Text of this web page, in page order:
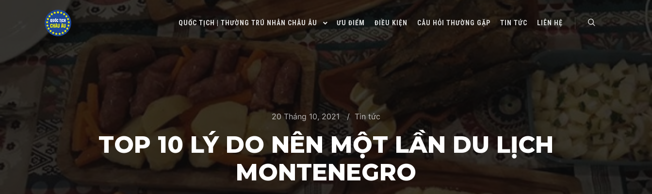
QUỐC TỊCH | THƯỜNG TRÚ NHÂN CHÂU ÂU ƯU ĐIỂM ĐIỀU KIỆN CÂU HỎI THƯỜNG GẶP TIN TỨC LIÊN HỆ
Search
20 Tháng 10, 2021 Tin tức
TOP 10 LÝ DO NÊN MỘT LẦN DU LỊCH
MONTENEGRO